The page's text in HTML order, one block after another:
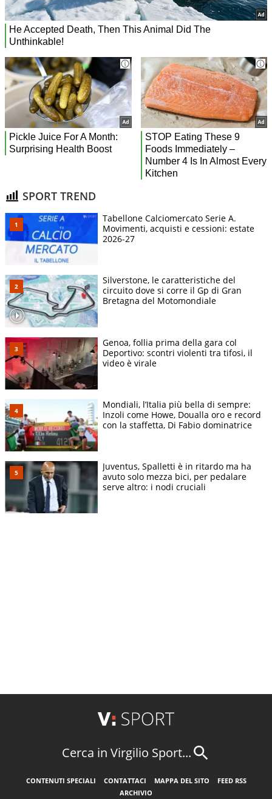
SPORT TREND
Tabellone Calciomercato Serie A.
Movimenti, acquisti e cessioni: estate
2026-27
Silverstone, le caratteristiche del
circuito dove si corre il Gp di Gran
Bretagna del Motomondiale
Genoa, follia prima della gara col
Deportivo: scontri violenti tra tifosi, il
video è virale
Mondiali, l’Italia più bella di sempre:
Inzoli come Howe, Doualla oro e record
con la staffetta, Di Fabio dominatrice
Juventus, Spalletti è in ritardo ma ha
avuto solo mezza bici, per pedalare
serve altro: i nodi cruciali
Cerca in Virgilio Sport...
CONTENUTI SPECIALI CONTATTACI MAPPA DEL SITO
FEED RSS
ARCHIVIO